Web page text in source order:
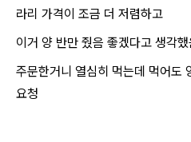
라리 가격이 조금 더 저렴하고
이거 양 반만 줬음 좋겠다고 생각했
주문한거니 열심히 먹는데 먹어도
요청